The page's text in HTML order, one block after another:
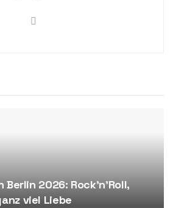
2026: Rock’n’Roll,
viel Liebe